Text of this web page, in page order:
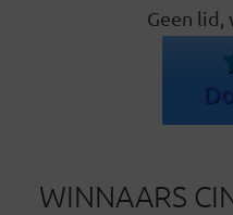
Geen lid,
WINNAARS